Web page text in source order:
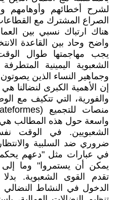
لشرح أخطائهم وأوهامهم
الصراع المشترك مع
هناك ارتباك نسبي بين
واضح وحاد بين القاعدة
يجب مهاجمتها طوال
الشعبوية اليمينية
وجماهير النساء الذين يصوتون
إن الأهمية الكبرى لنضالنا
والفورية، التي تتكيف مع
واسعة حول هذه المطالب
الشعبويين. في الوقت
ضروري ضد السلبية
في عبارات مثل "دعهم
يمكن أن يستمروا" وما
تقدم القوى الشعبوية.
الدخول في النشاط